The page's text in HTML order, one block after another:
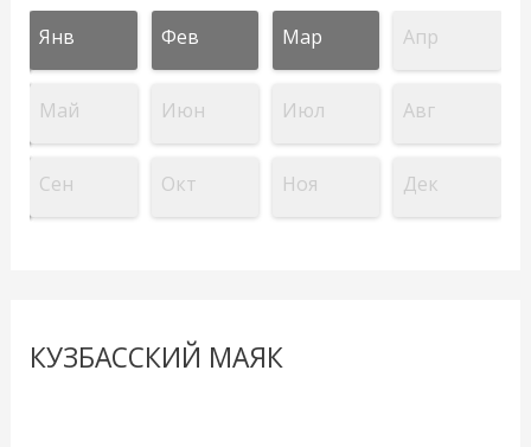
Янв Фев Мар Апр
Май Июн Июл Авг
Сен Окт Ноя Дек
КУЗБАССКИЙ МАЯК